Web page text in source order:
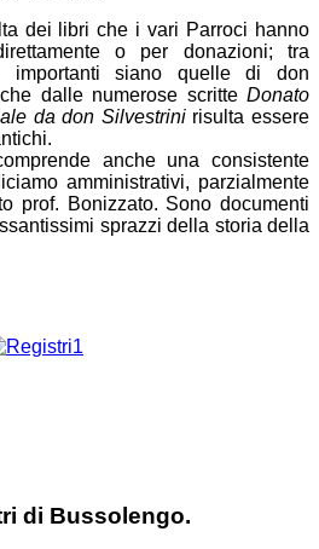
dei libri che i vari Parroci hanno
o per donazioni; tra
importanti siano quelle di don
dalle numerose scritteDonato
da don Silvestrinirisulta essere
anche una consistente
amministrativi, parzialmente
prof. Bonizzato. Sono documenti
sprazzi della storia della
di Bussolengo.